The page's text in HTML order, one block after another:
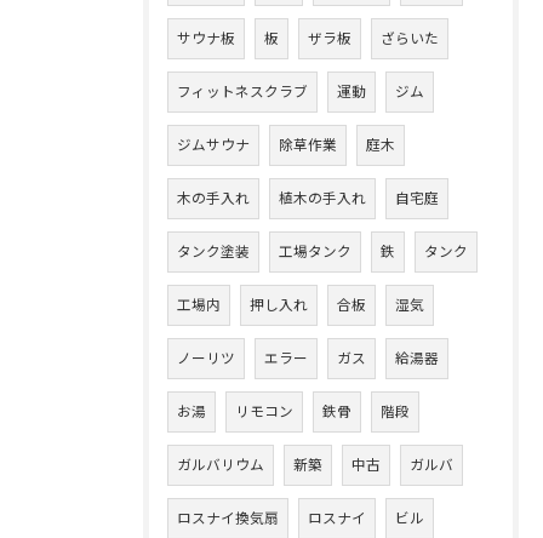
サウナ板 板 ザラ板 ざらいた
フィットネスクラブ 運動 ジム
ジムサウナ 除草作業 庭木
木の手入れ 植木の手入れ 自宅庭
タンク塗装 工場タンク 鉄 タンク
工場内 押し入れ 合板 湿気
ノーリツ エラー ガス 給湯器
お湯 リモコン 鉄骨 階段
ガルバリウム 新築 中古 ガルバ
ロスナイ換気扇 ロスナイ ビル